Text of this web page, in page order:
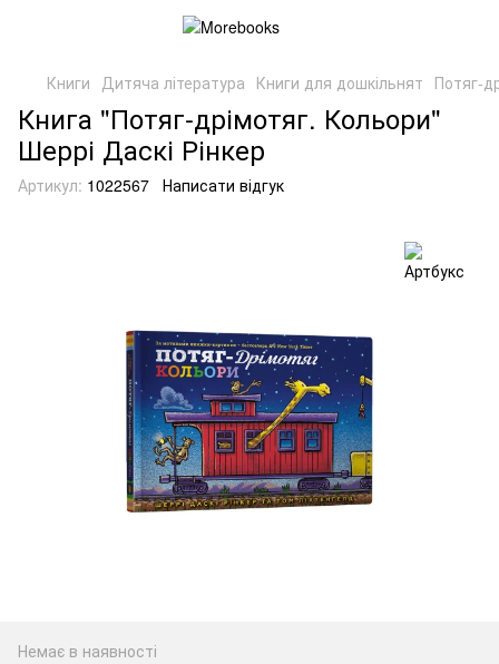
Книги Дитяча література Книги для дошкільнят Потяг-
Книга "Потяг-дрімотяг. Кольори"
Шеррі Даскі Рінкер
Артикул: 1022567 Написати відгук
Немає в наявності